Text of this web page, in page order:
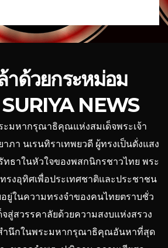
าด้วยกระหม่อม
NEWS
มหากรุณาธิคุณแห่งสมเด็จพระเจ้า
ภา นเรนทิราเทพยวดี ผู้ทรงเป็นดั่งแสง
ทธาในหัวใจของพสกนิกรชาวไทย พระ
งอุทิศเพื่อประเทศชาติและประชาชน
อยู่ในความทรงจำของคนไทยตราบชั่ว
สู่สวรรคาลัยด้วยความสงบแห่งสรวง
ำนึกในพระมหากรุณาธิคุณอันหาที่สุด